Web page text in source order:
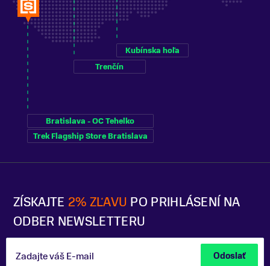
ZÍSKAJTE 2% ZĽAVU PO PRIHLÁSENÍ NA
ODBER NEWSLETTERU
Zadajte váš E-mail Odoslať
Bratislava - OC Tehelko
Trek Flagship Store Bratislava
Trenčín
Kubínska hoľa